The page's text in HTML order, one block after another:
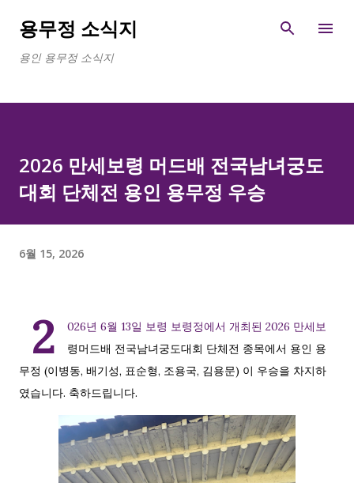
기본 콘텐츠로 건너뛰기
용무정 소식지
용인 용무정 소식지
2026 만세보령 머드배 전국남녀궁도
대회 단체전 용인 용무정 우승
6월 15, 2026
2
026년 6월 13일 보령 보령정에서 개최된 2026 만세보
령머드배 전국남녀궁도대회 단체전 종목에서 용인 용
무정 (이병동, 배기성, 표순형, 조용국, 김용문) 이 우승을 차지하
였습니다. 축하드립니다.